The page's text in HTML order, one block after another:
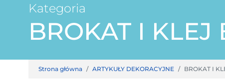
Kategoria
BROKAT I KLEJ
Strona główna ARTYKUŁY DEKORACYJNE BROKAT I